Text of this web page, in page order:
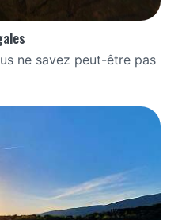
ne savez peut-être pas